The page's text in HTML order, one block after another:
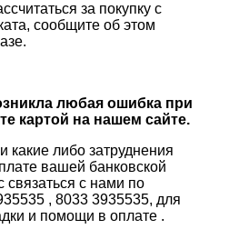
за покупку с
сообщите об этом
любая ошибка при
картой на нашем сайте.
какие либо затруднения
вашей банковской
связаться с нами по
, 8033 3935535, для
и помощи в оплате .